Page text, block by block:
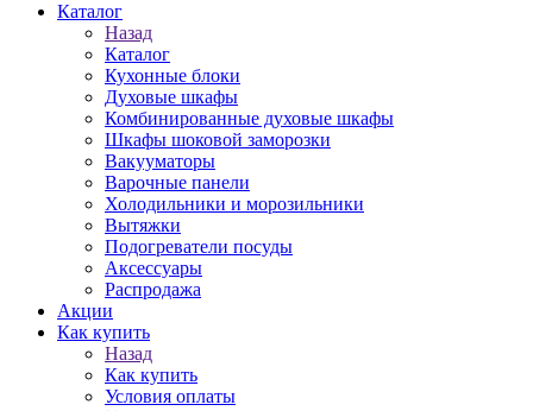
Каталог
Назад
Каталог
Кухонные блоки
Духовые шкафы
Комбинированные духовые шкафы
Шкафы шоковой заморозки
Вакууматоры
Варочные панели
Холодильники и морозильники
Вытяжки
Подогреватели посуды
Аксессуары
Распродажа
Акции
Как купить
Назад
Как купить
Условия оплаты